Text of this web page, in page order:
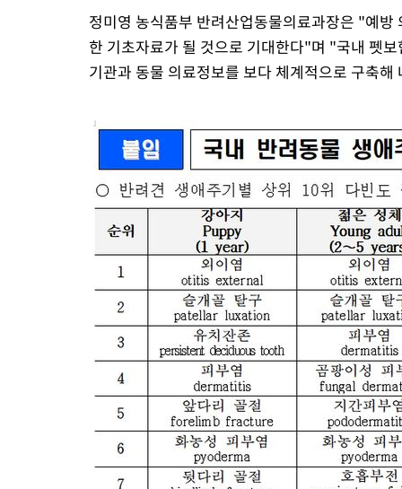
정미영 농식품부 반려산업동물의료과장은 "예
한 기초자료가 될 것으로 기대한다"며 "국내 펫
기관과 동물 의료정보를 보다 체계적으로 구축